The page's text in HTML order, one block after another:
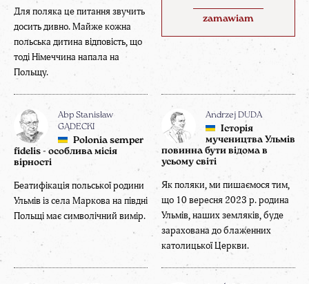
zamawiam
Для поляка це питання звучить
досить дивно. Майже кожна
польська дитина відповість, що
тоді Німеччина напала на
Польщу.
Abp Stanisław
GĄDECKI
Polonia semper
fidelis - особлива місія
вірності
Беатифікація польської родини
Ульмів із села Маркова на півдні
Польщі має символічний вимір.
Andrzej DUDA
Історія
мучеництва Ульмів
повинна бути відома в
усьому світі
Як поляки, ми пишаємося тим,
що 10 вересня 2023 р. родина
Ульмів, наших земляків, буде
зарахована до блаженних
католицької Церкви.